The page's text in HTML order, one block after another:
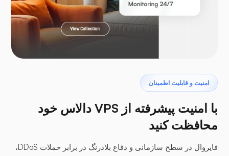
پتروداکتیل
پنل‌های بافر
امنیت و قابلیت اطمینان
با امنیت پیشرفته از VPS دالاس خود
محافظت کنید
فایروال در سطح سازمانی و دفاع بلادرنگ در برابر حملات DDoS،